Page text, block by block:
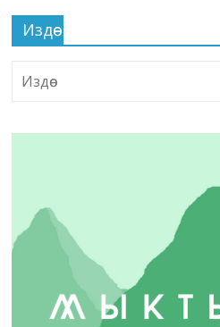
Издөө